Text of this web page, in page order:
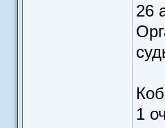
26
1